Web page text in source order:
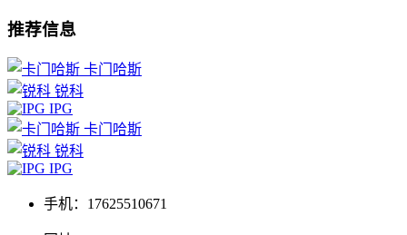
推荐信息
卡门哈斯
锐科
IPG
卡门哈斯
锐科
IPG
手机：17625510671